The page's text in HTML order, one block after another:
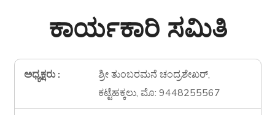
ಕಾರ್ಯಕಾರಿ ಸಮಿತಿ
ಅಧ್ಯಕ್ಷರು :
ಶ್ರೀ ತುಂಬರಮನೆ ಚಂದ್ರಶೇಖರ್,
ಕಟ್ಟೆಹಕ್ಕಲು, ಮೊ: 9448255567